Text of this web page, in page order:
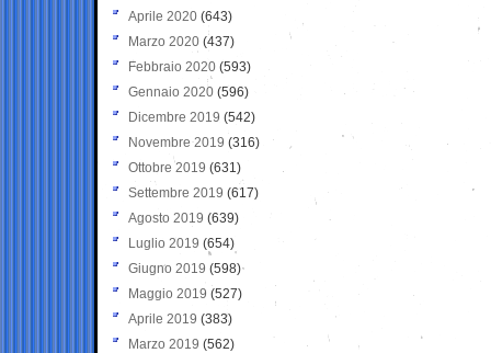
Aprile 2020 (643)
Marzo 2020 (437)
Febbraio 2020 (593)
Gennaio 2020 (596)
Dicembre 2019 (542)
Novembre 2019 (316)
Ottobre 2019 (631)
Settembre 2019 (617)
Agosto 2019 (639)
Luglio 2019 (654)
Giugno 2019 (598)
Maggio 2019 (527)
Aprile 2019 (383)
Marzo 2019 (562)